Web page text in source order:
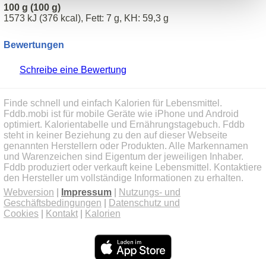
100 g (100 g)
1573 kJ (376 kcal), Fett: 7 g, KH: 59,3 g
Bewertungen
Schreibe eine Bewertung
Finde schnell und einfach Kalorien für Lebensmittel.
Fddb.mobi ist für mobile Geräte wie iPhone und Android
optimiert. Kalorientabelle und Ernährungstagebuch. Fddb
steht in keiner Beziehung zu den auf dieser Webseite
genannten Herstellern oder Produkten. Alle Markennamen
und Warenzeichen sind Eigentum der jeweiligen Inhaber.
Fddb produziert oder verkauft keine Lebensmittel. Kontaktiere
den Hersteller um vollständige Informationen zu erhalten.
Webversion
Impressum
Nutzungs- und
Geschäftsbedingungen
Datenschutz und
Cookies
Kontakt Kalorien